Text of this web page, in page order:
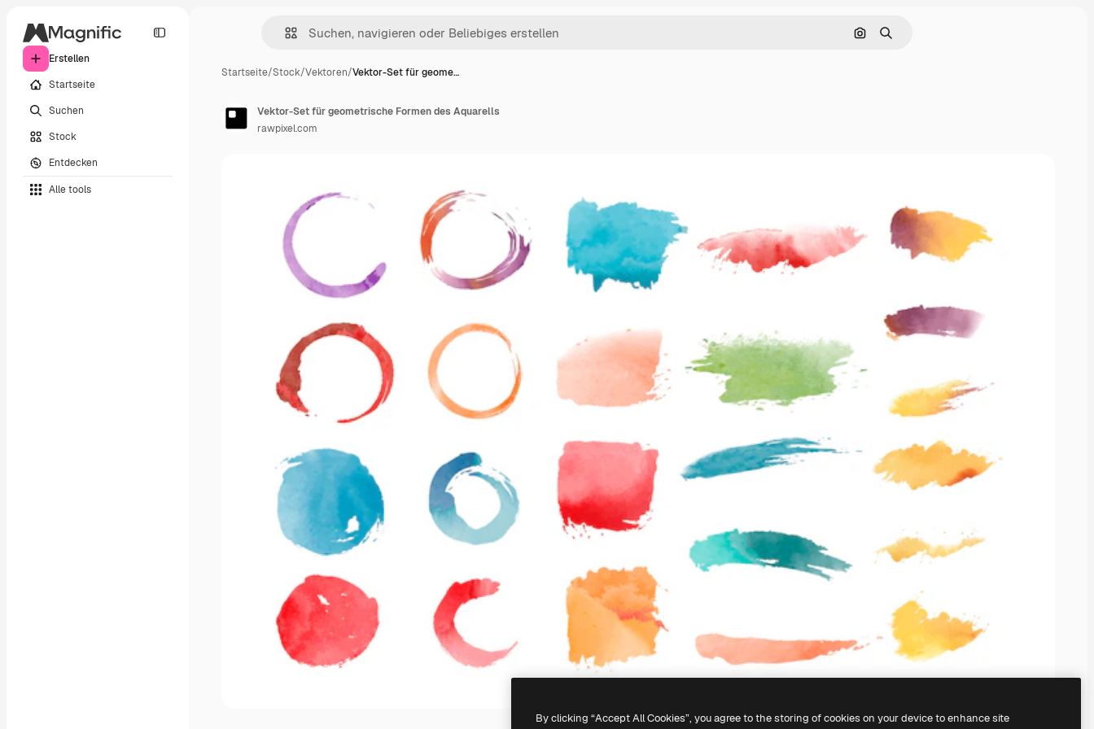
Erstellen
Startseite
Suchen
Stock
Entdecken
Alle tools
Nach Bild suchen
Suchen
Startseite/Stock/Vektoren/Vektor-Set für geome…
Vektor-Set für geometrische Formen des Aquarells
rawpixel.com
By clicking “Accept All Cookies”, you agree to the storing of cookies on your device to enhance site